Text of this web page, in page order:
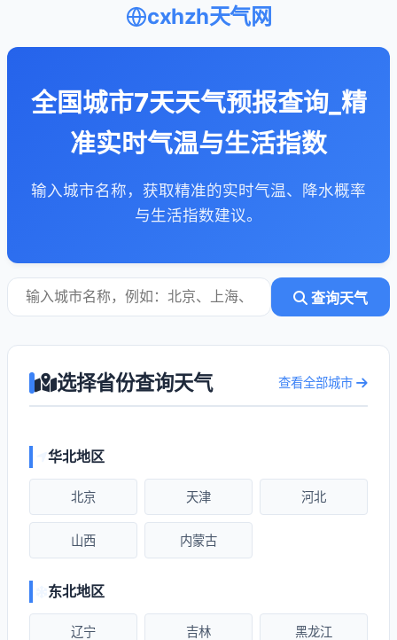
cxhzh天气网
全国城市7天天气预报查询_精
准实时气温与生活指数
输入城市名称，获取精准的实时气温、降水概率
与生活指数建议。
查询天气
选择省份查询天气 查看全部城市
华北地区
北京 天津 河北
山西 内蒙古
东北地区
辽宁 吉林 黑龙江